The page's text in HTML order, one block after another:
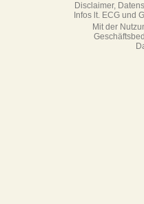
Disclaimer,
Infos lt. ECG und
Mit der